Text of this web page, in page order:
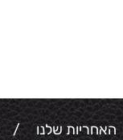
האחריות שלנו /